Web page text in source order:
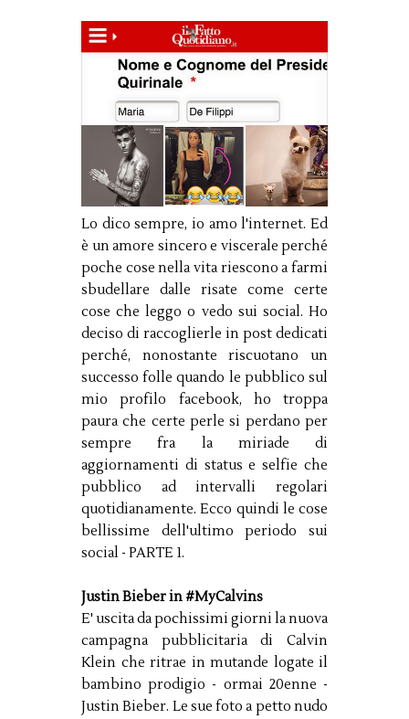
Lo dico sempre, io amo l'internet. Ed
è un amore sincero e viscerale perché
poche cose nella vita riescono a farmi
sbudellare dalle risate come certe
cose che leggo o vedo sui social. Ho
deciso di raccoglierle in post dedicati
perché, nonostante riscuotano un
successo folle quando le pubblico sul
mio profilo facebook, ho troppa
paura che certe perle si perdano per
sempre fra la miriade di
aggiornamenti di status e selfie che
pubblico ad intervalli regolari
quotidianamente. Ecco quindi le cose
bellissime dell'ultimo periodo sui
social - PARTE 1.
Justin Bieber in #MyCalvins
E' uscita da pochissimi giorni la nuova
campagna pubblicitaria di Calvin
Klein che ritrae in mutande logate il
bambino prodigio - ormai 20enne -
Justin Bieber. Le sue foto a petto nudo